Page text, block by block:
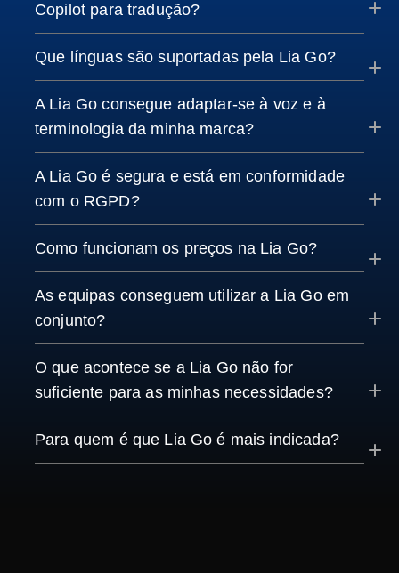
Copilot para tradução?
Que línguas são suportadas pela Lia Go?
A Lia Go consegue adaptar-se à voz e à
terminologia da minha marca?
A Lia Go é segura e está em conformidade
com o RGPD?
Como funcionam os preços na Lia Go?
As equipas conseguem utilizar a Lia Go em
conjunto?
O que acontece se a Lia Go não for
suficiente para as minhas necessidades?
Para quem é que Lia Go é mais indicada?